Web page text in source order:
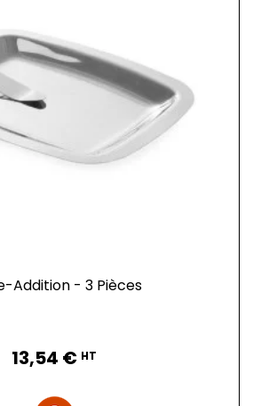
Addition - 3 Pièces
13,54 € HT